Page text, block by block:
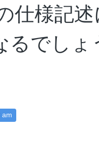
仕様記
るでしょ
am